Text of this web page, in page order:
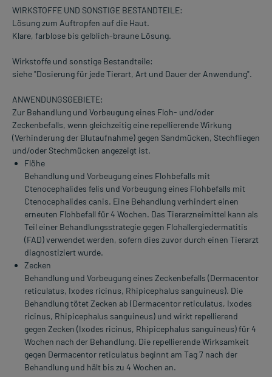
WIRKSTOFFE UND SONSTIGE BESTANDTEILE:
Lösung zum Auftropfen auf die Haut.
Klare, farblose bis gelblich-braune Lösung.
Wirkstoffe und sonstige Bestandteile:
siehe "Dosierung für jede Tierart, Art und Dauer der Anwendung".
ANWENDUNGSGEBIETE:
Zur Behandlung und Vorbeugung eines Floh- und/oder
Zeckenbefalls, wenn gleichzeitig eine repellierende Wirkung
(Verhinderung der Blutaufnahme) gegen Sandmücken, Stechfliegen
und/oder Stechmücken angezeigt ist.
Flöhe
Behandlung und Vorbeugung eines Flohbefalls mit
Ctenocephalides felis und Vorbeugung eines Flohbefalls mit
Ctenocephalides canis. Eine Behandlung verhindert einen
erneuten Flohbefall für 4 Wochen. Das Tierarzneimittel kann als
Teil einer Behandlungsstrategie gegen Flohallergiedermatitis
(FAD) verwendet werden, sofern dies zuvor durch einen Tierarzt
diagnostiziert wurde.
Zecken
Behandlung und Vorbeugung eines Zeckenbefalls (Dermacentor
reticulatus, Ixodes ricinus, Rhipicephalus sanguineus). Die
Behandlung tötet Zecken ab (Dermacentor reticulatus, Ixodes
ricinus, Rhipicephalus sanguineus) und wirkt repellierend
gegen Zecken (Ixodes ricinus, Rhipicephalus sanguineus) für 4
Wochen nach der Behandlung. Die repellierende Wirksamkeit
gegen Dermacentor reticulatus beginnt am Tag 7 nach der
Behandlung und hält bis zu 4 Wochen an.